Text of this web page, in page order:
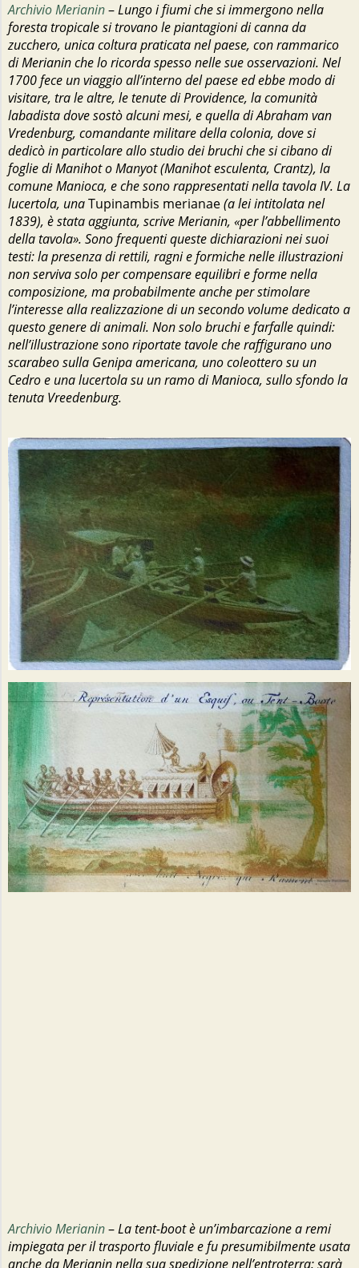
Archivio Merianin–Lungo i fiumi che si immergono nella
foresta tropicale si trovano le piantagioni di canna da
zucchero, unica coltura praticata nel paese, con rammarico
di Merianin che lo ricorda spesso nelle sue osservazioni. Nel
1700 fece un viaggio all’interno del paese ed ebbe modo di
visitare, tra le altre, le tenute di Providence, la comunità
labadista dove sostò alcuni mesi, e quella di Abraham van
Vredenburg, comandante militare della colonia, dove si
dedicò in particolare allo studio dei bruchi che si cibano di
foglie di Manihot o Manyot (Manihot esculenta, Crantz), la
comune Manioca, e che sono rappresentati nella tavola IV. La
lucertola, unaTupinambis merianae(a lei intitolata nel
1839), è stata aggiunta, scrive Merianin, «per l’abbellimento
della tavola». Sono frequenti queste dichiarazioni nei suoi
testi: la presenza di rettili, ragni e formiche nelle illustrazioni
non serviva solo per compensare equilibri e forme nella
composizione, ma probabilmente anche per stimolare
l’interesse alla realizzazione di un secondo volume dedicato a
questo genere di animali. Non solo bruchi e farfalle quindi:
nell’illustrazione sono riportate tavole che raffigurano uno
scarabeo sulla Genipa americana, uno coleottero su un
Cedro e una lucertola su un ramo di Manioca, sullo sfondo la
tenuta Vreedenburg.
Archivio Merianin–La tent-boot è un’imbarcazione a remi
impiegata per il trasporto fluviale e fu presumibilmente usata
anche da Merianin nella sua spedizione nell’entroterra: sarà